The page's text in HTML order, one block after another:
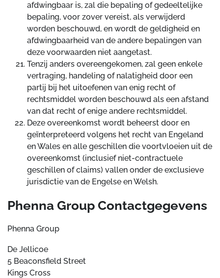
afdwingbaar is, zal die bepaling of gedeeltelijke
bepaling, voor zover vereist, als verwijderd
worden beschouwd, en wordt de geldigheid en
afdwingbaarheid van de andere bepalingen van
deze voorwaarden niet aangetast.
Tenzij anders overeengekomen, zal geen enkele
vertraging, handeling of nalatigheid door een
partij bij het uitoefenen van enig recht of
rechtsmiddel worden beschouwd als een afstand
van dat recht of enige andere rechtsmiddel.
Deze overeenkomst wordt beheerst door en
geïnterpreteerd volgens het recht van Engeland
en Wales en alle geschillen die voortvloeien uit de
overeenkomst (inclusief niet-contractuele
geschillen of claims) vallen onder de exclusieve
jurisdictie van de Engelse en Welsh.
Phenna Group Contactgegevens
Phenna Group
De Jellicoe
5 Beaconsfield Street
Kings Cross